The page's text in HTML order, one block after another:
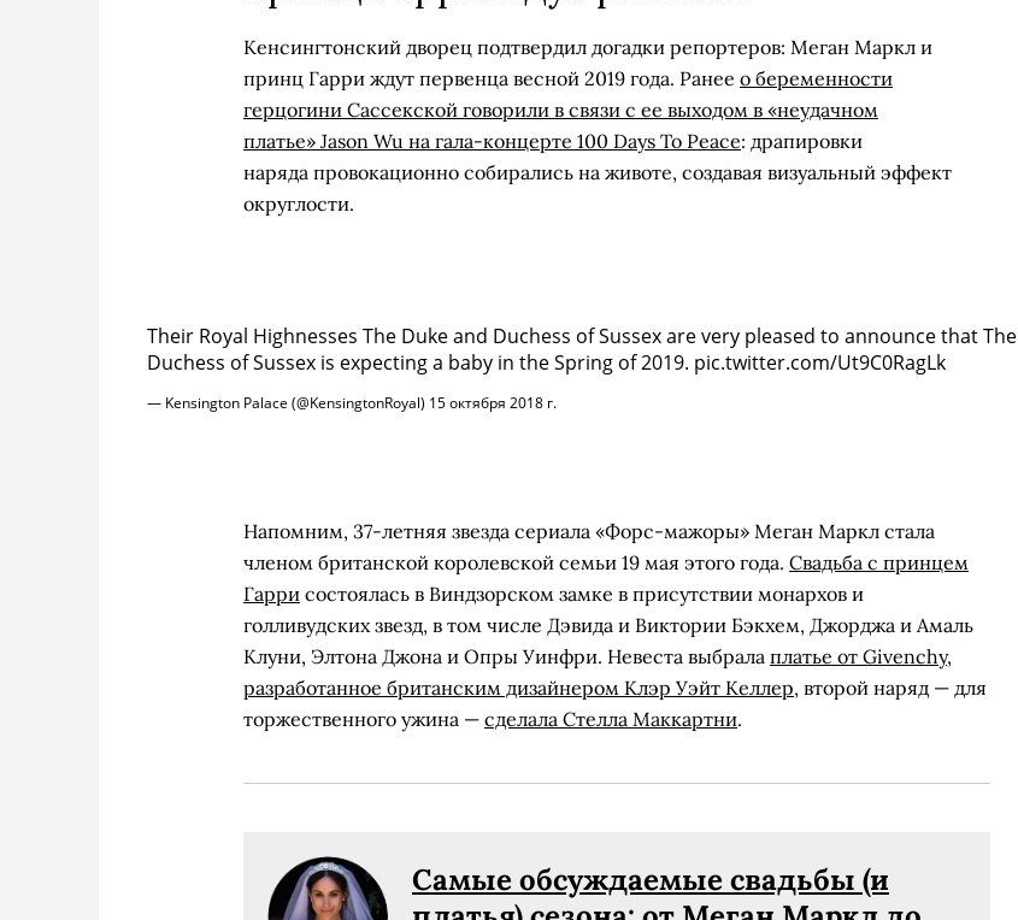
Кенсингтонский дворец подтвердил догадки репортеров: Меган Маркл и
принц Гарри ждут первенца весной 2019 года. Ранее о беременности
герцогини Сассекской говорили в связи с ее выходом в «неудачном
платье» Jason Wu на гала-концерте 100 Days To Peace: драпировки
наряда провокационно собирались на животе, создавая визуальный эффект
округлости.
Their Royal Highnesses The Duke and Duchess of Sussex are very pleased to announce that The
Duchess of Sussex is expecting a baby in the Spring of 2019. pic.twitter.com/Ut9C0RagLk
— Kensington Palace (@KensingtonRoyal) 15 октября 2018 г.
Напомним, 37-летняя звезда сериала «Форс-мажоры» Меган Маркл стала
членом британской королевской семьи 19 мая этого года. Свадьба с принцем
Гарри состоялась в Виндзорском замке в присутствии монархов и
голливудских звезд, в том числе Дэвида и Виктории Бэкхем, Джорджа и Амаль
Клуни, Элтона Джона и Опры Уинфри. Невеста выбрала платье от Givenchy,
разработанное британским дизайнером Клэр Уэйт Келлер, второй наряд — для
торжественного ужина — сделала Стелла Маккартни.
Самые обсуждаемые свадьбы (и